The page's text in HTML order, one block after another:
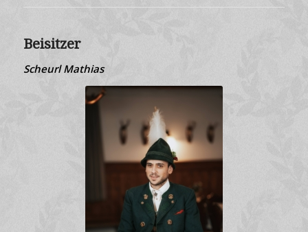
Beisitzer
Scheurl Mathias